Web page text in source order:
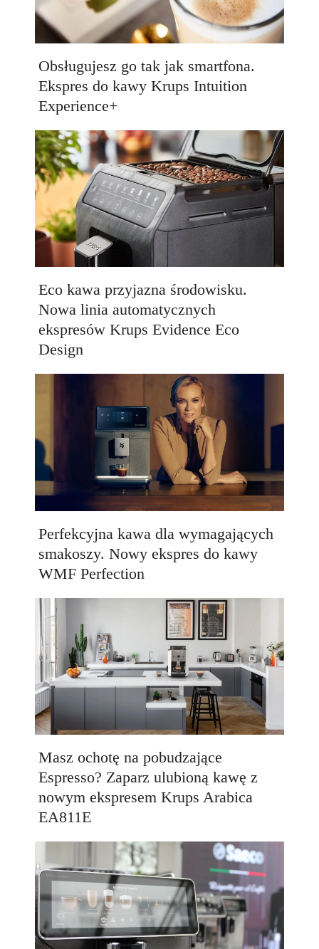
Obsługujesz go tak jak smartfona.
Ekspres do kawy Krups Intuition
Experience+
Eco kawa przyjazna środowisku.
Nowa linia automatycznych
ekspresów Krups Evidence Eco
Design
Perfekcyjna kawa dla wymagających
smakoszy. Nowy ekspres do kawy
WMF Perfection
Masz ochotę na pobudzające
Espresso? Zaparz ulubioną kawę z
nowym ekspresem Krups Arabica
EA811E